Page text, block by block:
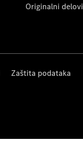
Originalni delovi
Zaštita podataka